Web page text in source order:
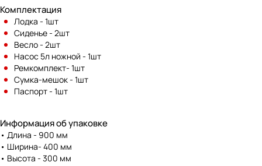
России. Мы предлагаем широкий
ассортимент лодок по низкой
стоимости и профессиональные
консультации по телефону,
указанному на сайте.
Комплектация
Лодка - 1шт
Сиденье - 2шт
Весло - 2шт
Насос 5л ножной - 1шт
Ремкомплект- 1шт
Сумка-мешок - 1шт
Паспорт - 1шт
Информация об упаковке
• Длина - 900 мм
• Ширина- 400 мм
• Высота - 300 мм